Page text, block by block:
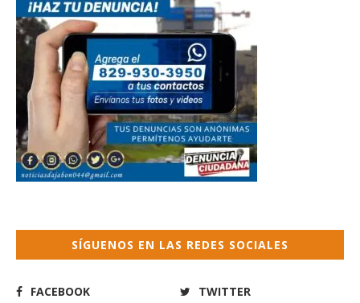
SÍGUENOS EN LAS REDES SOCIALES
FACEBOOK
TWITTER